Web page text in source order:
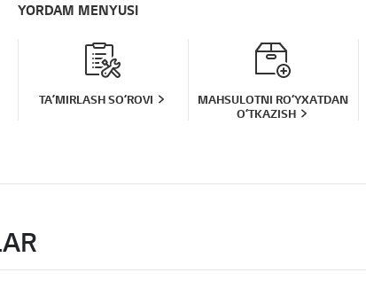
YORDAM MENYUSI
TAʼMIRLASH SOʻROVI
MAHSULOTNI ROʻYXATDAN
OʻTKAZISH